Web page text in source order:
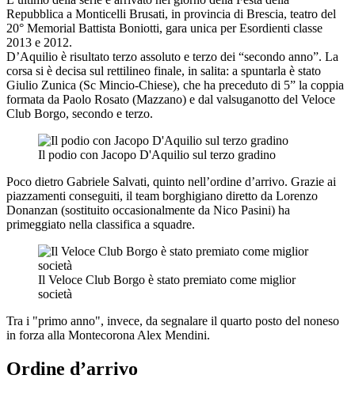
Repubblica a Monticelli Brusati, in provincia di Brescia, teatro del
20° Memorial Battista Boniotti, gara unica per Esordienti classe
2013 e 2012.
D’Aquilio è risultato terzo assoluto e terzo dei “secondo anno”. La
corsa si è decisa sul rettilineo finale, in salita: a spuntarla è stato
Giulio Zunica (Sc Mincio-Chiese), che ha preceduto di 5” la coppia
formata da Paolo Rosato (Mazzano) e dal valsuganotto del Veloce
Club Borgo, secondo e terzo.
Il podio con Jacopo D'Aquilio sul terzo gradino
Poco dietro Gabriele Salvati, quinto nell’ordine d’arrivo. Grazie ai
piazzamenti conseguiti, il team borghigiano diretto da Lorenzo
Donanzan (sostituito occasionalmente da Nico Pasini) ha
primeggiato nella classifica a squadre.
Il Veloce Club Borgo è stato premiato come miglior
società
Tra i "primo anno", invece, da segnalare il quarto posto del noneso
in forza alla Montecorona Alex Mendini.
Ordine d’arrivo